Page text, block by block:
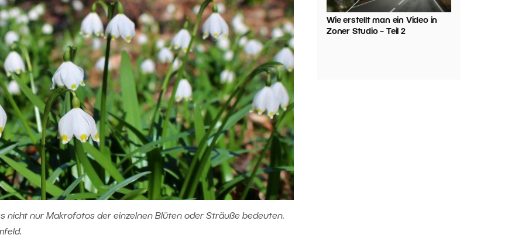
nicht nur Makrofotos der einzelnen Blüten oder Sträuße bedeuten.
Wie erstellt man ein Video in
Zoner Studio – Teil 2